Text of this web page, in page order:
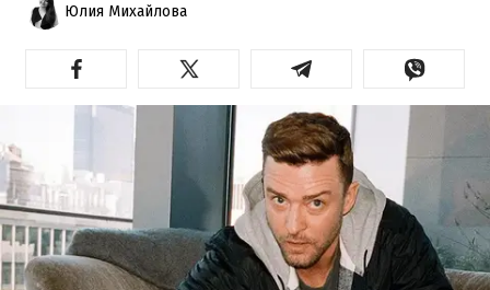
Юлия Михайлова